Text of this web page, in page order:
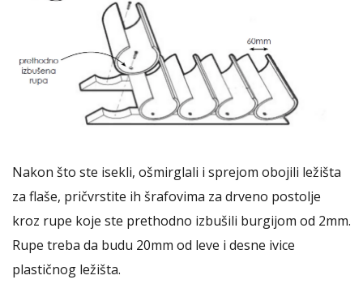
Nakon što ste isekli, ošmirglali i sprejom obojili ležišta
za flaše, pričvrstite ih šrafovima za drveno postolje
kroz rupe koje ste prethodno izbušili burgijom od 2mm.
Rupe treba da budu 20mm od leve i desne ivice
plastičnog ležišta.